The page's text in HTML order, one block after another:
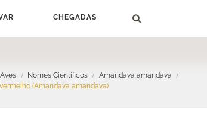
CHEGADAS
Aves Nomes Científicos
Amandava amandava
(Amandava amandava)